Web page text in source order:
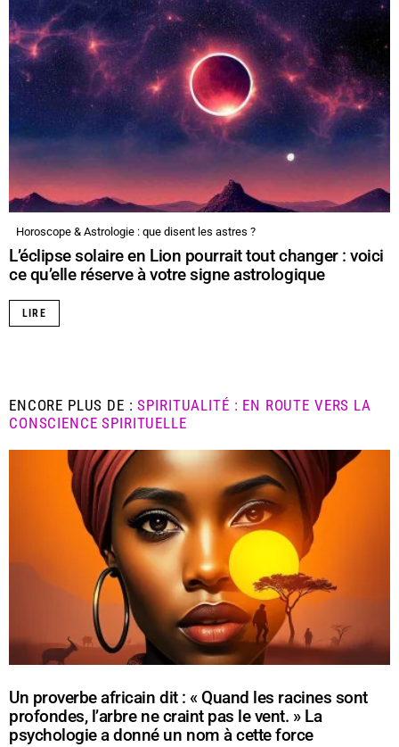
Horoscope & Astrologie : que disent les astres ?
L’éclipse solaire en Lion pourrait tout changer : voici
ce qu’elle réserve à votre signe astrologique
LIRE
ENCORE PLUS DE :SPIRITUALITÉ : EN ROUTE VERS LA
CONSCIENCE SPIRITUELLE
Un proverbe africain dit : « Quand les racines sont
profondes, l’arbre ne craint pas le vent. » La
psychologie a donné un nom à cette force